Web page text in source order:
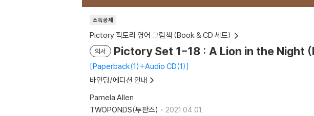
소득공제
Pictory 픽토리 영어 그림책 (Book & CD 세트)
외서 Pictory Set 1-18 : A Lion in the Night
Paperback(1)+Audio CD(1)
바인딩/에디션 안내
Pamela Allen
TWOPONDS(투판즈)
2021.04.01.